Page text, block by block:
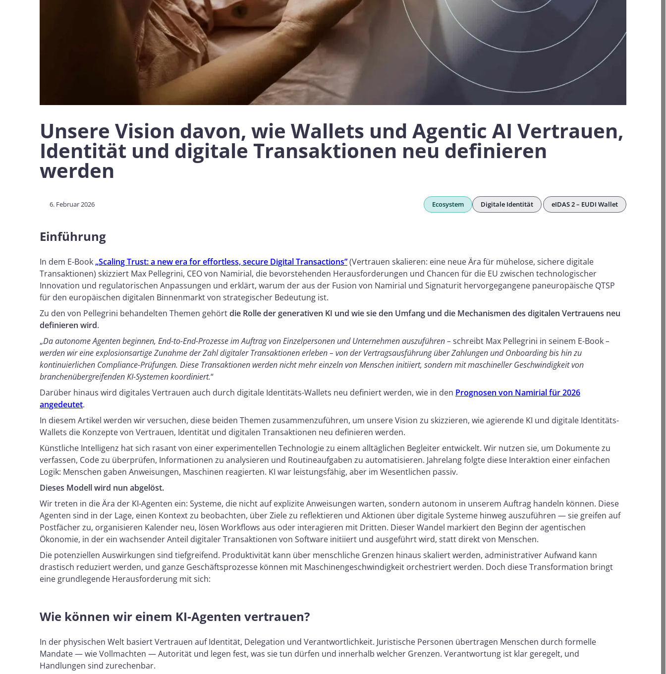
Unsere Vision davon, wie Wallets und Agentic AI Vertrauen,
Identität und digitale Transaktionen neu definieren
werden
6. Februar 2026 Ecosystem Digitale Identität eIDAS 2 – EUDI Wallet
Einführung
In dem E-Book „Scaling Trust: a new era for effortless, secure Digital Transactions”(Vertrauen skalieren: eine neue Ära für mühelose, sichere digitale
Transaktionen) skizziert Max Pellegrini, CEO von Namirial, die bevorstehenden Herausforderungen und Chancen für die EU zwischen technologischer
Innovation und regulatorischen Anpassungen und erklärt, warum der aus der Fusion von Namirial und Signaturit hervorgegangene paneuropäische QTSP
für den europäischen digitalen Binnenmarkt von strategischer Bedeutung ist.
Zu den von Pellegrini behandelten Themen gehörtdie Rolle der generativen KI und wie sie den Umfang und die Mechanismen des digitalen Vertrauens neu
definieren wird.
„Da autonome Agenten beginnen, End-to-End-Prozesse im Auftrag von Einzelpersonen und Unternehmen auszuführen – schreibt Max Pellegrini in seinem E-Book–
werden wir eine explosionsartige Zunahme der Zahl digitaler Transaktionen erleben – von der Vertragsausführung über Zahlungen und Onboarding bis hin zu
kontinuierlichen Compliance-Prüfungen. Diese Transaktionen werden nicht mehr einzeln von Menschen initiiert, sondern mit maschineller Geschwindigkeit von
branchenübergreifenden KI-Systemen koordiniert.“
Darüber hinaus wird digitales Vertrauen auch durch digitale Identitäts-Wallets neu definiert werden, wie in den Prognosen von Namirial für 2026
angedeutet.
In diesem Artikel werden wir versuchen, diese beiden Themen zusammenzuführen, um unsere Vision zu skizzieren, wie agierende KI und digitale Identitäts-
Wallets die Konzepte von Vertrauen, Identität und digitalen Transaktionen neu definieren werden.
Künstliche Intelligenz hat sich rasant von einer experimentellen Technologie zu einem alltäglichen Begleiter entwickelt. Wir nutzen sie, um Dokumente zu
verfassen, Code zu überprüfen, Informationen zu analysieren und Routineaufgaben zu automatisieren. Jahrelang folgte diese Interaktion einer einfachen
Logik: Menschen gaben Anweisungen, Maschinen reagierten. KI war leistungsfähig, aber im Wesentlichen passiv.
Dieses Modell wird nun abgelöst.
Wir treten in die Ära der KI-Agenten ein: Systeme, die nicht auf explizite Anweisungen warten, sondern autonom in unserem Auftrag handeln können. Diese
Agenten sind in der Lage, einen Kontext zu beobachten, über Ziele zu reflektieren und Aktionen über digitale Systeme hinweg auszuführen — sie greifen auf
Postfächer zu, organisieren Kalender neu, lösen Workflows aus oder interagieren mit Dritten. Dieser Wandel markiert den Beginn der agentischen
Ökonomie, in der ein wachsender Anteil digitaler Transaktionen von Software initiiert und ausgeführt wird, statt direkt von Menschen.
Die potenziellen Auswirkungen sind tiefgreifend. Produktivität kann über menschliche Grenzen hinaus skaliert werden, administrativer Aufwand kann
drastisch reduziert werden, und ganze Geschäftsprozesse können mit Maschinengeschwindigkeit orchestriert werden. Doch diese Transformation bringt
eine grundlegende Herausforderung mit sich:
Wie können wir einem KI-Agenten vertrauen?
In der physischen Welt basiert Vertrauen auf Identität, Delegation und Verantwortlichkeit. Juristische Personen übertragen Menschen durch formelle
Mandate — wie Vollmachten — Autorität und legen fest, was sie tun dürfen und innerhalb welcher Grenzen. Verantwortung ist klar geregelt, und
Handlungen sind zurechenbar.